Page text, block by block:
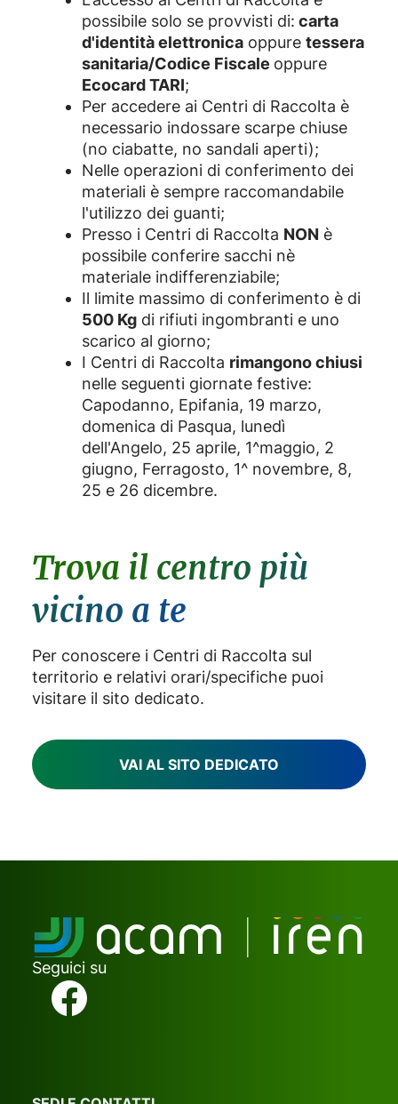
Inoltrenon vengono accettati: rifiuti
contenuti in sacchi che non ne permettano
il controllo interno e ingombranti con ante o
vani non ispezionabili.
rifiuti presso i Centri di Raccolta potranno
accumulareEcopunti, calcolati in base alla
tipologia e quantità dei materialiconferiti. I
punti verranno automaticamente caricati sul
profilo Tari dell’intestatario e si tradurranno
sconti sulla bolletta dei rifiuti dell’anno
successivo.
Come funziona il sistema premiante:
Ogni rifiuto differenziato conferito dà
diritto a un certo numero di Ecopunti.
I punti vengono assegnati in tempo
reale e caricati sul profilo Tari
dell’utente.
Il saldo punti può essere consultato
direttamente tramite l’App Iren You
Gli sconti ottenuti sono validi solo per
l’anno successivo e non sono
cumulabilinegli anni successivi.
E' possibile consultare letabelle punti
istituzionali dei Comuni aderenti.
possibile solo se provvisti di: carta
d'identità elettronica oppure tessera
sanitaria/Codice Fiscale oppure
Ecocard TARI;
Per accedere ai Centri di Raccolta è
necessario indossare scarpe chiuse
(no ciabatte, no sandali aperti);
Nelle operazioni di conferimento dei
materiali è sempre raccomandabile
l'utilizzo dei guanti;
Presso i Centri di Raccolta NON è
possibile conferire sacchi nè
materiale indifferenziabile;
Il limite massimo di conferimento è di
500 Kg di rifiuti ingombranti e uno
scarico al giorno;
I Centri di Raccolta rimangono chiusi
nelle seguenti giornate festive:
Capodanno, Epifania, 19 marzo,
domenica di Pasqua, lunedì
dell'Angelo, 25 aprile, 1^maggio, 2
giugno, Ferragosto, 1^ novembre, 8,
25 e 26 dicembre.
Trova il centro più
vicino a te
Per conoscere i Centri di Raccolta sul
territorio e relativi orari/specifiche puoi
visitare il sito dedicato.
VAI AL SITO DEDICATO
Seguici su